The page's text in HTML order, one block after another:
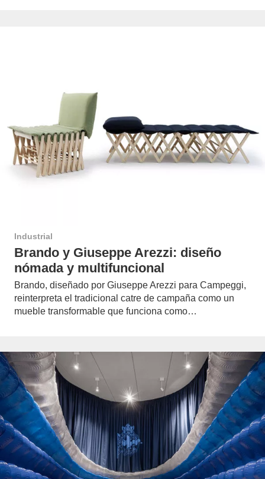
Industrial
Brando y Giuseppe Arezzi: diseño
nómada y multifuncional
Brando, diseñado por Giuseppe Arezzi para Campeggi,
reinterpreta el tradicional catre de campaña como un
mueble transformable que funciona como…